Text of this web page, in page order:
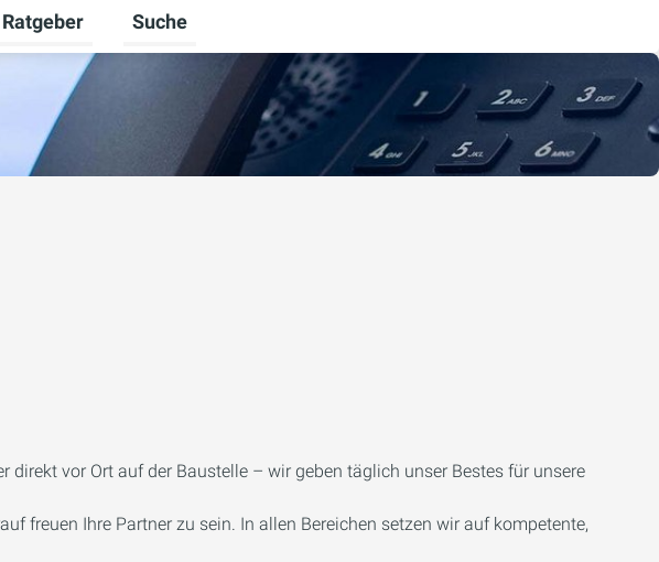
umschaltenfür Unternehmen umschalten
Ratgeber
Untermenü für Ratgeber umschalten
Suche
vor Ort auf der Baustelle – wir geben täglich unser Bestes für unsere
freuen Ihre Partner zu sein. In allen Bereichen setzen wir auf kompetente,